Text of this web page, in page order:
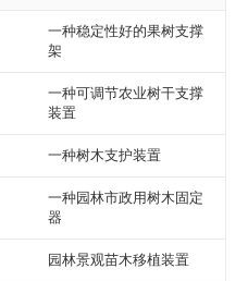
一种稳定性好的果树支撑
架
一种可调节农业树干支撑
装置
一种树木支护装置
一种园林市政用树木固定
器
园林景观苗木移植装置